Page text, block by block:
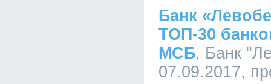
Банк
ТОП-30
МСБ, Банк
07.09.2017,